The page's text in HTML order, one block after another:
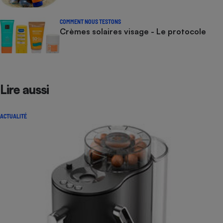
COMMENT NOUS TESTONS
Crèmes solaires visage - Le protocole
Lire aussi
ACTUALITÉ